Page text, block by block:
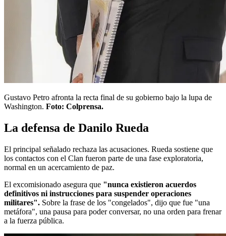
Gustavo Petro afronta la recta final de su gobierno bajo la lupa de
Washington. Foto: Colprensa.
La defensa de Danilo Rueda
El principal señalado rechaza las acusaciones. Rueda sostiene que
los contactos con el Clan fueron parte de una fase exploratoria,
normal en un acercamiento de paz.
El excomisionado asegura que "nunca existieron acuerdos
definitivos ni instrucciones para suspender operaciones
militares". Sobre la frase de los "congelados", dijo que fue "una
metáfora", una pausa para poder conversar, no una orden para frenar
a la fuerza pública.